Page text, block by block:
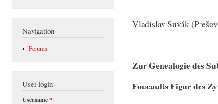
Navigation
Forums
User login
Username*
Vladislav Suvák
Zur Genealogie des
Foucaults Figur des